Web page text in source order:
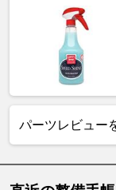
パーツレビュー